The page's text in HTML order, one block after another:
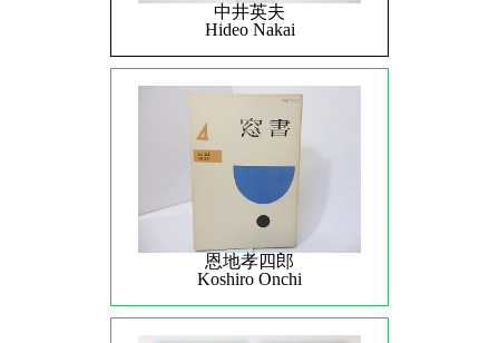
中井英夫
Hideo Nakai
恩地孝四郎
Koshiro Onchi